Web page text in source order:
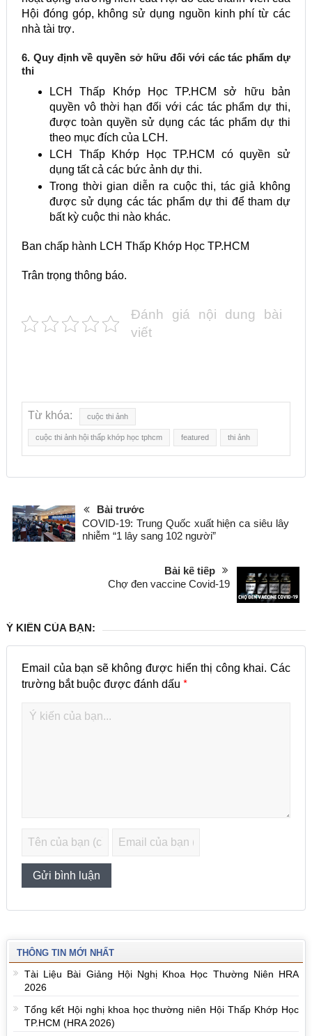
Hội đóng góp, không sử dụng nguồn kinh phí từ các
nhà tài trợ.
6. Quy định về quyền sở hữu đối với các tác phẩm dự
thi
LCH Thấp Khớp Học TP.HCM sở hữu bản
quyền vô thời hạn đối với các tác phẩm dự thi,
được toàn quyền sử dụng các tác phẩm dự thi
theo mục đích của LCH.
LCH Thấp Khớp Học TP.HCM có quyền sử
dụng tất cả các bức ảnh dự thi.
Trong thời gian diễn ra cuộc thi, tác giả không
được sử dụng các tác phẩm dự thi để tham dự
bất kỳ cuộc thi nào khác.
Ban chấp hành LCH Thấp Khớp Học TP.HCM
Trân trọng thông báo.
Đánh giá nội dung bài
viết
Từ khóa: cuộc thi ảnh
cuộc thi ảnh hội thấp khớp học tphcm featured thi ảnh
Bài trước
COVID-19: Trung Quốc xuất hiện ca siêu lây
nhiễm “1 lây sang 102 người”
Bài kế tiếp
Chợ đen vaccine Covid-19
Ý KIẾN CỦA BẠN:
Email của bạn sẽ không được hiển thị công khai. Các
trường bắt buộc được đánh dấu *
THÔNG TIN MỚI NHẤT
Tài Liệu Bài Giảng Hội Nghị Khoa Học Thường Niên HRA
2026
Tổng kết Hội nghị khoa học thường niên Hội Thấp Khớp Học
TP.HCM (HRA 2026)